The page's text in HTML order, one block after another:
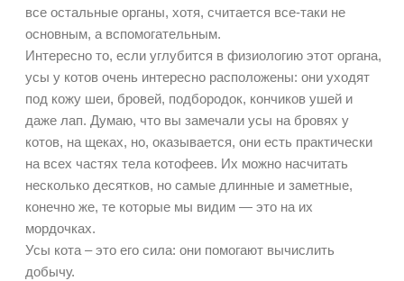
все остальные органы, хотя, считается все-таки не
основным, а вспомогательным.
Интересно то, если углубится в физиологию этот органа,
усы у котов очень интересно расположены: они уходят
под кожу шеи, бровей, подбородок, кончиков ушей и
даже лап. Думаю, что вы замечали усы на бровях у
котов, на щеках, но, оказывается, они есть практически
на всех частях тела котофеев. Их можно насчитать
несколько десятков, но самые длинные и заметные,
конечно же, те которые мы видим — это на их
мордочках.
Усы кота – это его сила: они помогают вычислить
добычу.